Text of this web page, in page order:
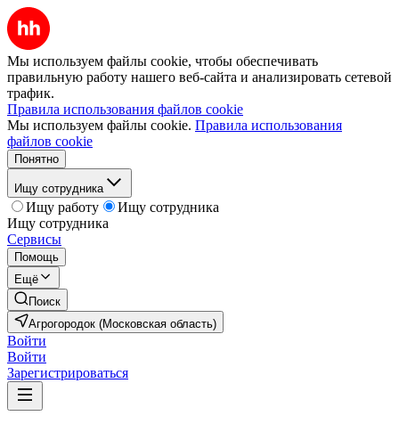
Мы используем файлы cookie, чтобы обеспечивать
правильную работу нашего веб-сайта и анализировать сетевой
трафик.
Правила использования файлов cookie
Мы используем файлы cookie. Правила использования
файлов cookie
Понятно
Ищу сотрудника
Ищу работу
Ищу сотрудника
Ищу сотрудника
Сервисы
Помощь
Ещё
Поиск
Агрогородок (Московская область)
Войти
Войти
Зарегистрироваться